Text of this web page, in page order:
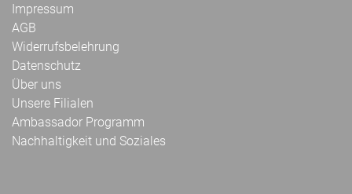
Impressum
AGB
Widerrufsbelehrung
Datenschutz
Über uns
Unsere Filialen
Ambassador Programm
Nachhaltigkeit und Soziales